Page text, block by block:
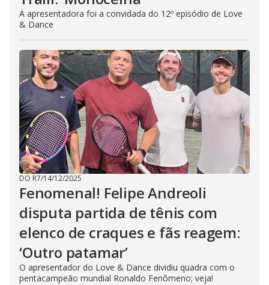
A apresentadora foi a convidada do 12º episódio de Love
& Dance
DO R7/14/12/2025
Fenomenal! Felipe Andreoli
disputa partida de tênis com
elenco de craques e fãs reagem:
‘Outro patamar’
O apresentador do Love & Dance dividiu quadra com o
pentacampeão mundial Ronaldo Fenômeno; veja!